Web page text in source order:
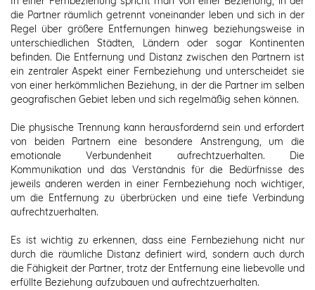
die Partner räumlich getrennt voneinander leben und sich in der
Regel über größere Entfernungen hinweg beziehungsweise in
unterschiedlichen Städten, Ländern oder sogar Kontinenten
befinden. Die Entfernung und Distanz zwischen den Partnern ist
ein zentraler Aspekt einer Fernbeziehung und unterscheidet sie
von einer herkömmlichen Beziehung, in der die Partner im selben
geografischen Gebiet leben und sich regelmäßig sehen können.
Die physische Trennung kann herausfordernd sein und erfordert
von beiden Partnern eine besondere Anstrengung, um die
emotionale Verbundenheit aufrechtzuerhalten. Die
Kommunikation und das Verständnis für die Bedürfnisse des
jeweils anderen werden in einer Fernbeziehung noch wichtiger,
um die Entfernung zu überbrücken und eine tiefe Verbindung
aufrechtzuerhalten.
Es ist wichtig zu erkennen, dass eine Fernbeziehung nicht nur
durch die räumliche Distanz definiert wird, sondern auch durch
die Fähigkeit der Partner, trotz der Entfernung eine liebevolle und
erfüllte Beziehung aufzubauen und aufrechtzuerhalten.